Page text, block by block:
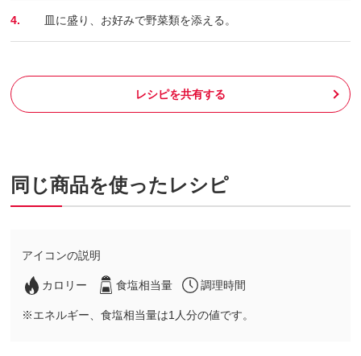
4. 皿に盛り、お好みで野菜類を添える。
レシピを共有する
同じ商品を使ったレシピ
アイコンの説明
カロリー 食塩相当量 調理時間
※エネルギー、食塩相当量は1人分の値です。